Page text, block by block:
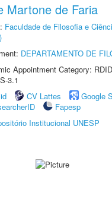
Martone de Faria
Faculdade de Filosofia e
DEPARTAMENTO DE
Appointment Category:
3.1
CV Lattes
Google
Fapesp
Institucional UNESP